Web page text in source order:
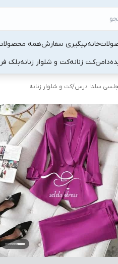
خانهپیگیری سفارشهمه
دامنکت زنانهکت و شلوار زنانهبلک
سلدا درس/کت و شلوار زنانه